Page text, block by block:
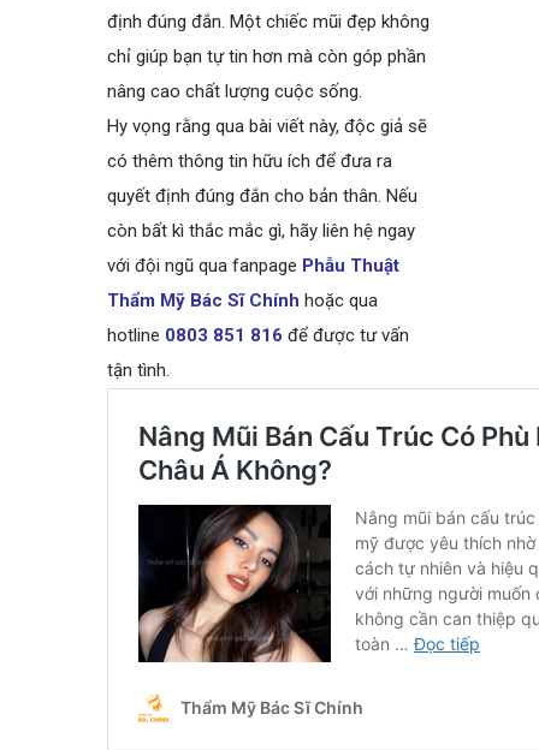
định đúng đắn. Một chiếc mũi đẹp không
chỉ giúp bạn tự tin hơn mà còn góp phần
nâng cao chất lượng cuộc sống.
Hy vọng rằng qua bài viết này, độc giả sẽ
có thêm thông tin hữu ích để đưa ra
quyết định đúng đắn cho bản thân. Nếu
còn bất kì thắc mắc gì, hãy liên hệ ngay
với đội ngũ qua fanpage Phẫu Thuật
Thẩm Mỹ Bác Sĩ Chính hoặc qua
hotline 0803 851 816 để được tư vấn
tận tình.